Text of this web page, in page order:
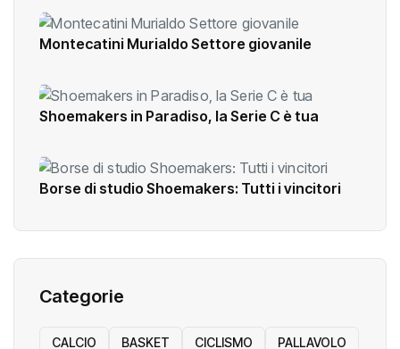
Montecatini Murialdo Settore giovanile
Shoemakers in Paradiso, la Serie C è tua
Borse di studio Shoemakers: Tutti i vincitori
Categorie
CALCIO BASKET CICLISMO PALLAVOLO